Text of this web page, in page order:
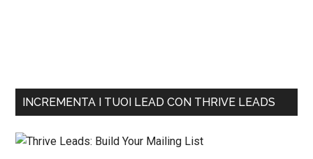
INCREMENTA I TUOI LEAD CON THRIVE LEADS